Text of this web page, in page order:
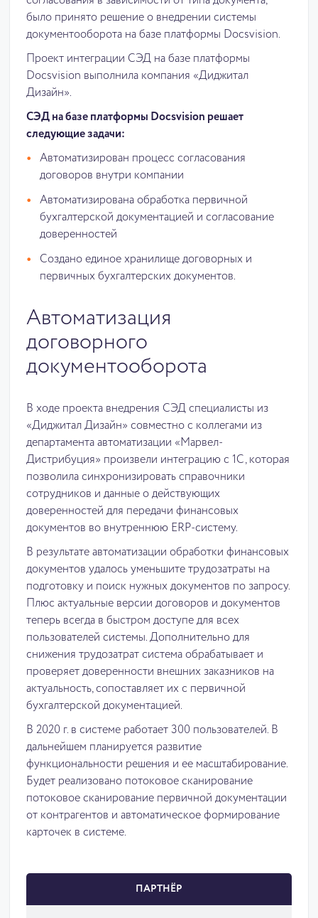
было принято решение о внедрении системы
документооборота на базе платформы Docsvision.
Проект интеграции СЭД на базе платформы
Docsvision выполнила компания «Диджитал
Дизайн».
СЭД на базе платформы Docsvision решает
следующие задачи:
Автоматизирован процесс согласования
договоров внутри компании
Автоматизирована обработка первичной
бухгалтерской документацией и согласование
доверенностей
Создано единое хранилище договорных и
первичных бухгалтерских документов.
Автоматизация
договорного
документооборота
В ходе проекта внедрения СЭД специалисты из
«Диджитал Дизайн» совместно с коллегами из
департамента автоматизации «Марвел-
Дистрибуция» произвели интеграцию с 1С, которая
позволила синхронизировать справочники
сотрудников и данные о действующих
доверенностей для передачи финансовых
документов во внутреннюю ERP-систему.
В результате автоматизации обработки финансовых
документов удалось уменьшите трудозатраты на
подготовку и поиск нужных документов по запросу.
Плюс актуальные версии договоров и документов
теперь всегда в быстром доступе для всех
пользователей системы. Дополнительно для
снижения трудозатрат система обрабатывает и
проверяет доверенности внешних заказников на
актуальность, сопоставляет их с первичной
бухгалтерской документацией.
В 2020 г. в системе работает 300 пользователей. В
дальнейшем планируется развитие
функциональности решения и ее масштабирование.
Будет реализовано потоковое сканирование
потоковое сканирование первичной документации
от контрагентов и автоматическое формирование
карточек в системе.
ПАРТНЁР